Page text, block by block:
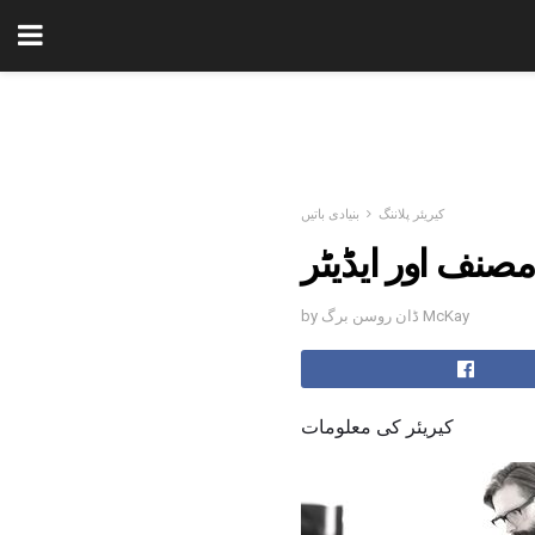
کیریئر پلاننگ بنیادی باتیں
مصنف اور ایڈیٹر
by ڈان روسن برگ McKay
کیریئر کی معلومات